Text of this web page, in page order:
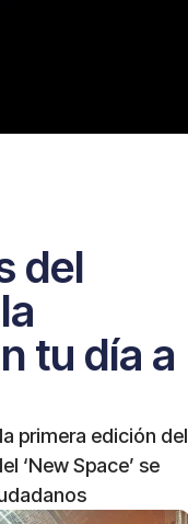
del
tu día a
primera edición del
‘New Space’ se